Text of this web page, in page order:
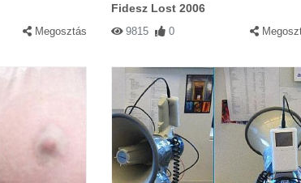
Megosztás
Fidesz Lost 2006
9815 0